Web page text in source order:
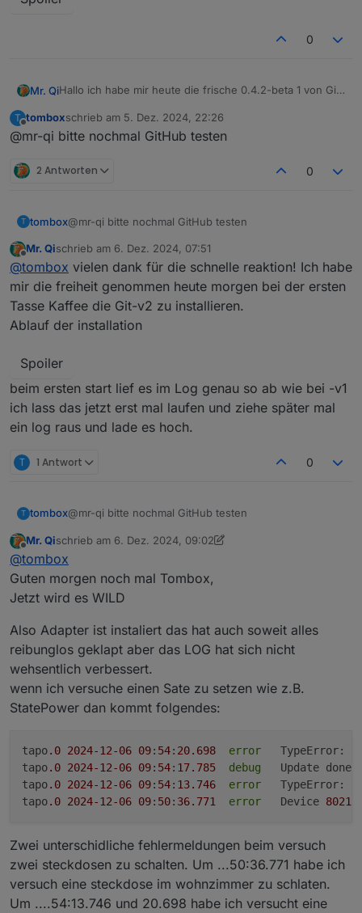
0
Mr. QiHallo ich habe mir heute die frische 0.4.2-beta 1 von Git
Spoiler
T
Offline
tomboxschrieb am 5. Dez. 2024, 22:26
zuletzt editiert von
@mr-qi bitte nochmal GitHub testen
2 Antworten 0
T tombox@mr-qi bitte nochmal GitHub testen
Offline
Mr. Qischrieb am 6. Dez. 2024, 07:51
zuletzt editiert von
@tombox vielen dank für die schnelle reaktion! Ich habe
mir die freiheit genommen heute morgen bei der ersten
Tasse Kaffee die Git-v2 zu installieren.
Ablauf der installation
Spoiler
beim ersten start lief es im Log genau so ab wie bei -v1
ich lass das jetzt erst mal laufen und ziehe später mal
ein log raus und lade es hoch.
T 1 Antwort 0
T tombox@mr-qi bitte nochmal GitHub testen
Offline
Mr. Qischrieb am 6. Dez. 2024, 09:02
zuletzt editiert von Mr. Qi 12. Sept. 2024, 11:35
@tombox
Guten morgen noch mal Tombox,
Jetzt wird es WILD
Also Adapter ist instaliert das hat auch soweit alles
reibunglos geklapt aber das LOG hat sich nicht
wehsentlich verbessert.
wenn ich versuche einen Sate zu setzen wie z.B.
StatePower dan kommt folgendes:
tapo.0 2024-12-06 09: 54: 20.698 error
TypeError:
tapo.0 2024-12-06 09: 54: 17.785 debug
tapo.0 2024-12-06 09: 54: 13.746 error
TypeError:
tapo.0 2024-12-06 09: 50: 36.771 error
   Device
Zwei unterschidliche fehlermeldungen beim versuch
zwei steckdosen zu schalten. Um ...50:36.771 habe ich
versuch eine steckdose im wohnzimmer zu schlaten.
Um ....54:13.746 und 20.698 habe ich versucht eine